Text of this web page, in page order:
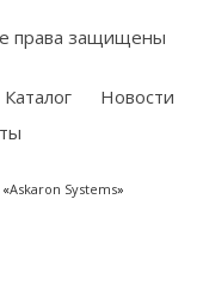
права защищены
Каталог
Новости
Askaron Systems»